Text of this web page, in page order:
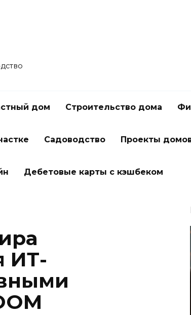
дом Строительство дома
Садоводство Проекты
Дебетовые карты с кэшбеком
ИТ-